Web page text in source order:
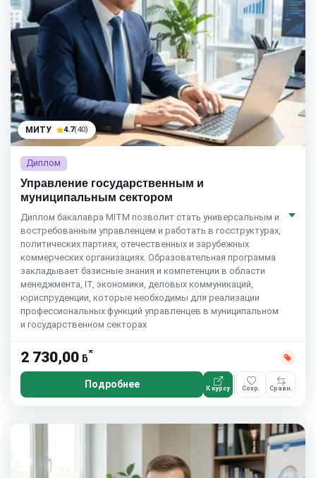
МИТУ 4.7(40)
Диплом
Управление государственным и
муниципальным сектором
Диплом бакалавра MITM позволит стать универсальным и
востребованным управленцем и работать в госструктурах,
политических партиях, отечественных и зарубежных
коммерческих организациях. Образовательная программа
закладывает базисные знания и компетенции в области
менеджмента, IT, экономики, деловых коммуникаций,
юриспруденции, которые необходимы для реализации
профессиональных функций управленцев в муниципальном
и государственном секторах
2 730,00 ƃ*
Подробнее К курсу Сохр. Сравн.